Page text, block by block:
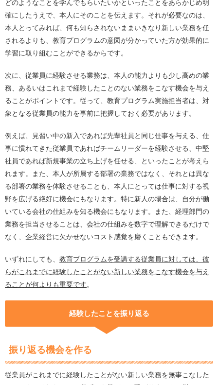
どのようなことを学んでもらいたいかといったことをあらかじめ明
確にしたうえで、本人にそのことを伝えます。それが必要なのは、
本人とってみれば、何も知らされないままいきなり新しい業務を任
されるよりも、教育プログラムの意図が分かっていた方が効果的に
学習に取り組むことができるからです。
次に、従業員に経験させる業務は、本人の能力よりも少し高めの業
務、あるいはこれまで経験したことのない業務をこなす機会を与え
ることがポイントです。従って、教育プログラム実施担当者は、対
象となる従業員の能力を事前に把握しておく必要があります。
例えば、見習い中の新入であれば先輩社員と同じ仕事を与える、仕
事に慣れてきた従業員であればチームリーダーを経験させる、中堅
社員であれば新規事業の立ち上げを任せる、といったことが考えら
れます。また、本人が所属する部署の業務ではなく、それとは異な
る部署の業務を体験させることも、本人にとっては仕事に対する視
野を広げる絶好に機会にもなります。特に新人の場合は、自分が働
いている会社の仕組みを知る機会にもなります。また、経理部門の
業務を担当させることは、会社の仕組みを数字で理解できるだけで
なく、企業経営に欠かせないコスト感覚を磨くこともできます。
いずれにしても、 教育プログラムを受講する従業員に対しては、彼
らがこれまでに経験したことがない新しい業務をこなす機会を与え
ることが何よりも重要です。
経験したことを振り返る
振り返る機会を作る
従業員がこれまでに経験したことがない新しい業務を無事こなした